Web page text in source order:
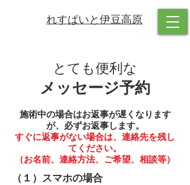
れすぱいと伊豆高原
とても便利な
メッセージ予約
​施術中の場合はお返事が遅くなります
が、必ずお返事します。
​すぐに返事がない場合は、連絡先を残し
てください。
​（お名前、連絡方法、ご希望、相談等）
（１）スマホの場合